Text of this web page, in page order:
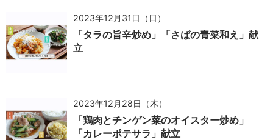
2023年12月31日（日）
「タラの旨辛炒め」「さばの青菜和え」献
立
2023年12月28日（木）
「鶏肉とチンゲン菜のオイスター炒め」
「カレーポテサラ」献立